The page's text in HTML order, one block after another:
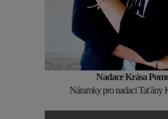
Nadace Krása
Náramky pro nadaci Taťány